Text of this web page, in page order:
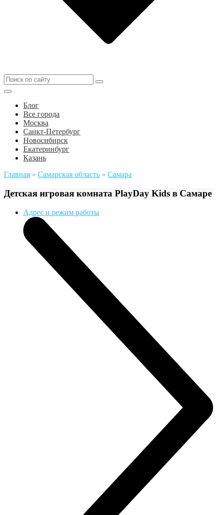
Блог
Все города
Москва
Санкт-Петербург
Новосибирск
Екатеринбург
Казань
Главная » Самарская область » Самара
Детская игровая комната PlayDay Kids в Самаре
Адрес и режим работы